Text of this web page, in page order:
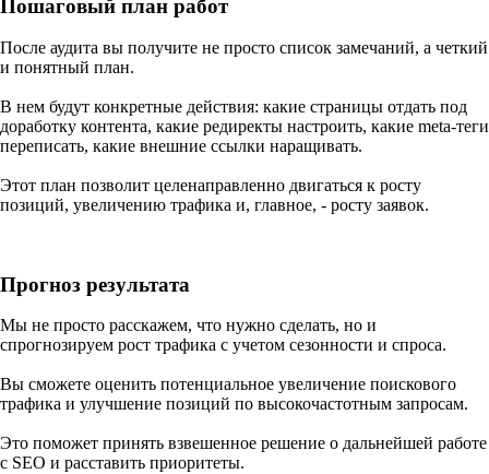
Пошаговый план работ
После аудита вы получите не просто список замечаний, а четкий
и понятный план.
В нем будут конкретные действия: какие страницы отдать под
доработку контента, какие редиректы настроить, какие meta-теги
переписать, какие внешние ссылки наращивать.
Этот план позволит целенаправленно двигаться к росту
позиций, увеличению трафика и, главное, - росту заявок.
Прогноз результата
Мы не просто расскажем, что нужно сделать, но и
спрогнозируем рост трафика с учетом сезонности и спроса.
Вы сможете оценить потенциальное увеличение поискового
трафика и улучшение позиций по высокочастотным запросам.
Это поможет принять взвешенное решение о дальнейшей работе
с SEO и расставить приоритеты.